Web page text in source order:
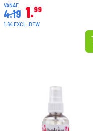
VANAF
4.19 1 99
1.64 EXCL. BTW